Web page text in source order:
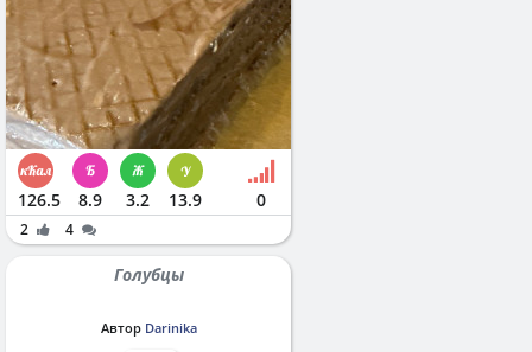
126.5 8.9 3.2 13.9 0
2 4
Голубцы
Автор Darinika